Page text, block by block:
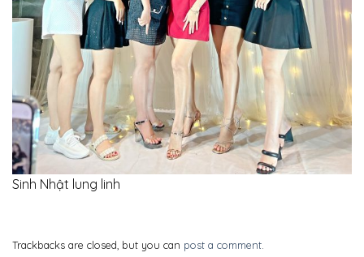
Sinh Nhật lung linh
Trackbacks are closed, but you can post a comment